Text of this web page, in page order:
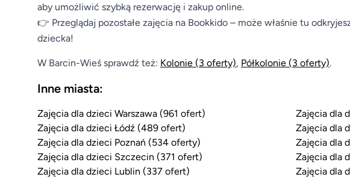
aby umożliwić szybką rezerwację i zakup online.
👉 Przeglądaj pozostałe zajęcia na Bookkido – może właśnie tu
dziecka!
W Barcin-Wieś sprawdź też: Kolonie (3 oferty), Półkolonie (3 oferty).
Inne miasta:
Zajęcia dla dzieci Warszawa (961 ofert)
Zajęcia dla
Zajęcia dla dzieci Łódź (489 ofert)
Zajęcia dla
Zajęcia dla dzieci Poznań (534 oferty)
Zajęcia dla
Zajęcia dla dzieci Szczecin (371 ofert)
Zajęcia dla
Zajęcia dla dzieci Lublin (337 ofert)
Zajęcia dla